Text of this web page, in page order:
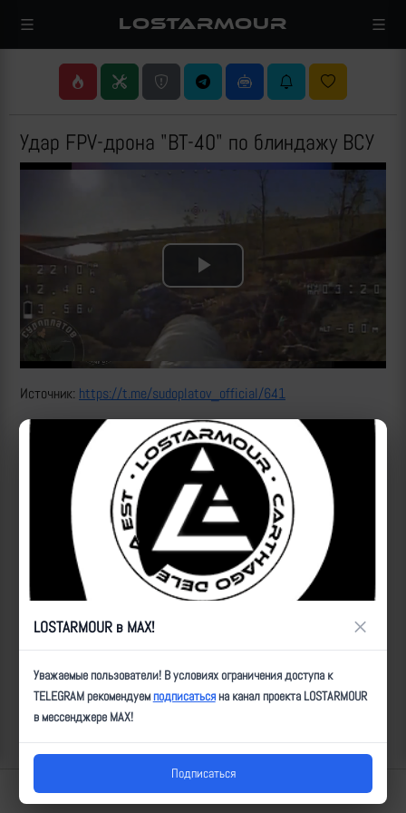
LOSTARMOUR
Удар FPV-дрона "ВТ-40" по блиндажу ВСУ
Play
Video
Источник: https://t.me/sudoplatov_official/641
Все удары:
https://lostarmour.info/news/fpv_23_10_15_10-
22_sudoplatov
7497| Автор:ultz | Дата: 2023-10-15 | Просмотров: | Теги:
позиция, попадание, ВТ-40
Популярные за сегодня видео
Lostarmour | Carthago Delenda Est | 2014-2026
LOSTARMOUR в MAX! ×
Уважаемые пользователи! В условиях ограничения доступа к
TELEGRAM рекомендуемподписатьсяна канал проекта LOSTARMOUR
в мессенджере MAX!
Подписаться